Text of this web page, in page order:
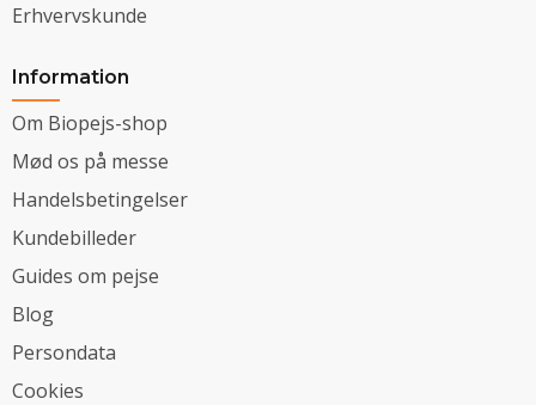
Erhvervskunde
Information
Om Biopejs-shop
Mød os på messe
Handelsbetingelser
Kundebilleder
Guides om pejse
Blog
Persondata
Cookies